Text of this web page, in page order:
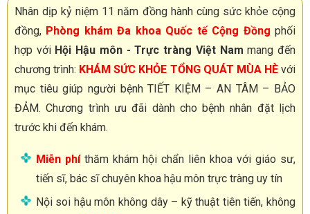
Nhân dịp kỷ niệm 11 năm đồng hành cùng sức khỏe cộng
đồng, Phòng khám Đa khoa Quốc tế Cộng Đồng phối
hợp với Hội Hậu môn - Trực tràng Việt Nam mang đến
chương trình: KHÁM SỨC KHỎE TỔNG QUÁT MÙA HÈvới
mục tiêu giúp người bệnh TIẾT KIỆM – AN TÂM – BẢO
ĐẢM. Chương trình ưu đãi dành cho bệnh nhân đặt lịch
trước khi đến khám.
Miễn phíthăm khám hội chẩn liên khoa với giáo sư,
tiến sĩ, bác sĩ chuyên khoa hậu môn trực tràng uy tín
Nội soi hậu môn không dây – kỹ thuật tiên tiến, không